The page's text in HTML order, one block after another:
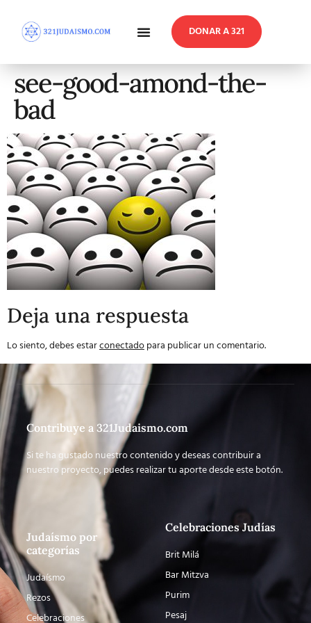
DONAR A 321
see-good-amond-the-
bad
Deja una respuesta
Lo siento, debes estarconectadopara publicar un comentario.
Contribuye a 321Judaismo.com
Si te ha gustado nuestro contenido y deseas contribuir a
nuestro proyecto, puedes realizar tu aporte desde este botón.
Judaísmo por
categorías
Judaísmo
Rezos
Celebraciones
Celebraciones Judías
Brit Milá
Bar Mitzva
Purim
Pesaj